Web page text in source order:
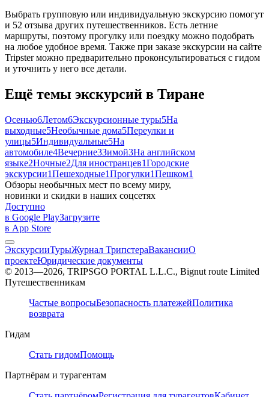
Выбрать групповую или индивидуальную экскурсию помогут
и 52 отзыва других путешественников. Есть летние
маршруты, поэтому прогулку или поездку можно подобрать
на любое удобное время. Также при заказе экскурсии на сайте
Tripster можно предварительно проконсультироваться с гидом
и уточнить у него все детали.
Ещё темы экскурсий в Тиране
Осенью6Летом6Экскурсионные туры5На
выходные5Необычные дома5Переулки и
улицы5Индивидуальные5На
автомобиле4Вечерние3Зимой3На английском
языке2Ночные2Для иностранцев1Городские
экскурсии1Пешеходные1Прогулки1Пешком1
Обзоры необычных мест по всему миру,
новинки и скидки в наших соцсетях
Доступно
в Google PlayЗагрузите
в App Store
ЭкскурсииТурыЖурнал ТрипстераВакансииО
проектеЮридические документы
© 2013—2026, TRIPSGO PORTAL L.L.C., Bignut route Limited
Путешественникам
Частые вопросыБезопасность платежейПолитика
возврата
Гидам
Стать гидомПомощь
Партнёрам и турагентам